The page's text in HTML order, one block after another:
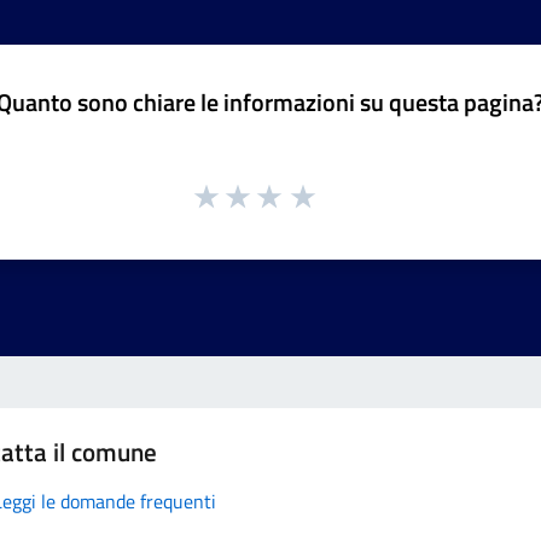
sono chiare le informazioni su questa
il comune
le domande frequenti